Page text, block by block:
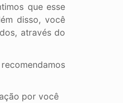
que esse
disso, você
através do
por você